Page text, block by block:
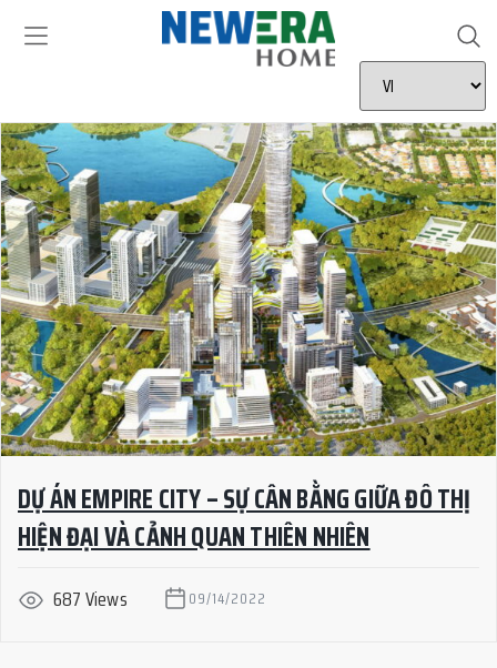
DỰ ÁN EMPIRE CITY – SỰ CÂN BẰNG GIỮA ĐÔ THỊ
HIỆN ĐẠI VÀ CẢNH QUAN THIÊN NHIÊN
687 Views 09/14/2022